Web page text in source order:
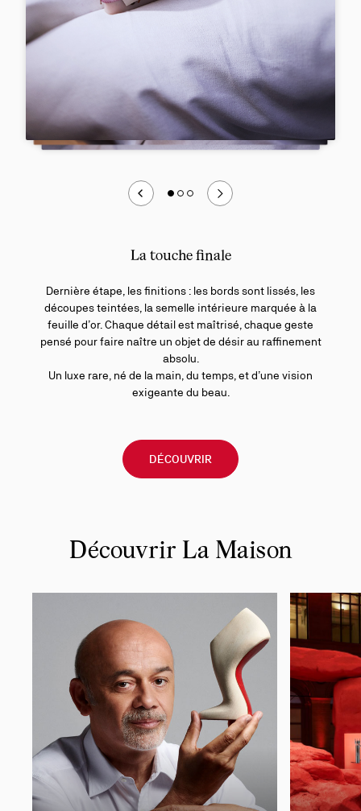
La touche finale
Dernière étape, les finitions : les bords sont lissés, les
découpes teintées, la semelle intérieure marquée à la
feuille d’or. Chaque détail est maîtrisé, chaque geste
pensé pour faire naître un objet de désir au raffinement
absolu.
Un luxe rare, né de la main, du temps, et d’une vision
exigeante du beau.
DÉCOUVRIR
Découvrir La Maison